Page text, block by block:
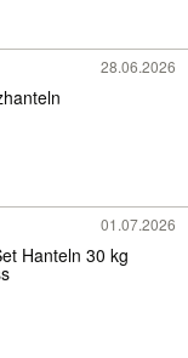
28.06.2026
01.07.2026
Hanteln 30 kg